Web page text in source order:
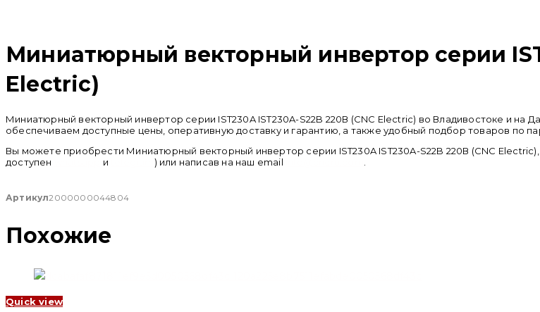
Миниатюрный векторный инвертор серии
Electric)
Миниатюрный векторный инвертор серии IST230A IST230A-S22B 220В (CNC Electric) во Владивостоке и на
обеспечиваем доступные цены, оперативную доставку и гарантию, а также удобный подбор товаров по
Вы можете приобрести Миниатюрный векторный инвертор серии IST230A IST230A-S22B 220В (CNC
доступен
и ) или написав на наш email
Артикул2000000044804
Похожие
Quick view